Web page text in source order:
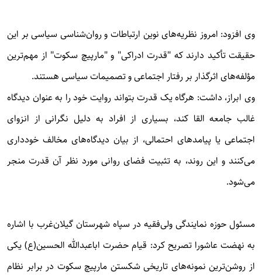
وی افزود: امروز نظریه‌های نوین ارتباطات و روان‌شناسی سیاسی بر این
حقیقت تأکید دارند که "قدرت ادراکی" و "مارپیچ سکوت" از مهم‌ترین
مؤلفه‌های اثرگذار بر رفتار اجتماعی و تصمیمات سیاسی هستند.
وی ابراز، داشت: هرگاه یک قدرت بتواند روایت خود را به عنوان دیدگاه
غالب جامعه القا کند، بسیاری از افراد به دلیل نگرانی از انزوای
اجتماعی یا پیامدهای احتمالی، از بیان دیدگاه‌های مخالف خودداری
می‌کنند و این روند، به تثبیت فضای روانی مورد نظر آن قدرت منجر
می‌شود.
مسئول حوزه نمایندگی ولی‌فقیه در سپاه شهرستان گیلان‌غرب با اشاره
به نهضت عاشورا تصریح کرد: قیام حضرت اباعبدالله الحسین(ع) یکی
از روشن‌ترین نمونه‌های تاریخی شکستن مارپیچ سکوت در برابر نظام